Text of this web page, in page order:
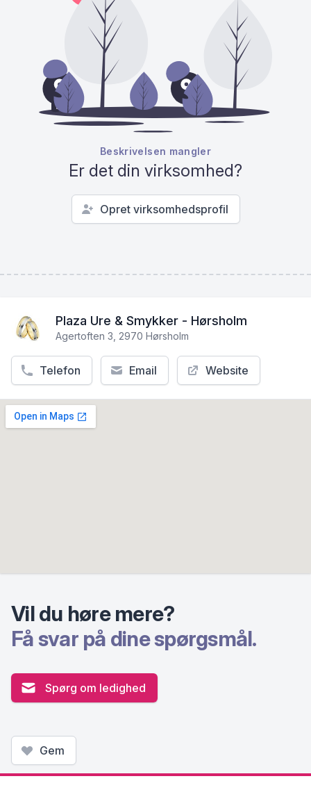
Beskrivelsen mangler
Er det din virksomhed?
Opret virksomhedsprofil
Plaza Ure & Smykker - Hørsholm
Agertoften 3, 2970 Hørsholm
Telefon Email Website
Vil du høre mere?
Få svar på dine spørgsmål.
Spørg om ledighed
Gem